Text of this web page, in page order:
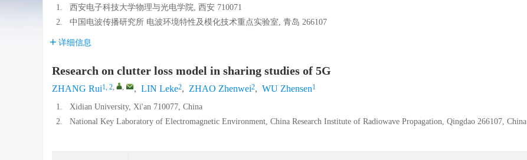
1.
西安电子科技大学物理与光电学院, 西安 710071
2.
中国电波传播研究所 电波环境特性及模化技术重点实验室, 青岛 266107
详细信息
Research on clutter loss model in sharing studies of 5G
ZHANG Rui1, 2, , , LIN Leke2, ZHAO Zhenwei2, WU Zhensen1
1.
Xidian University, Xi'an 710077, China
2.
National Key Laboratory of Electromagnetic Environment, China Research Institute of Radiowave Propagation, Qingdao 266107, China